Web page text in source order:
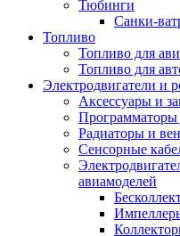
Тюбинги
Санки-
Топливо
Топливо для
Топливо для
Электродвигатели и
Аксессуары и
Программаторы
Радиаторы и
Сенсорные
авиамоделей